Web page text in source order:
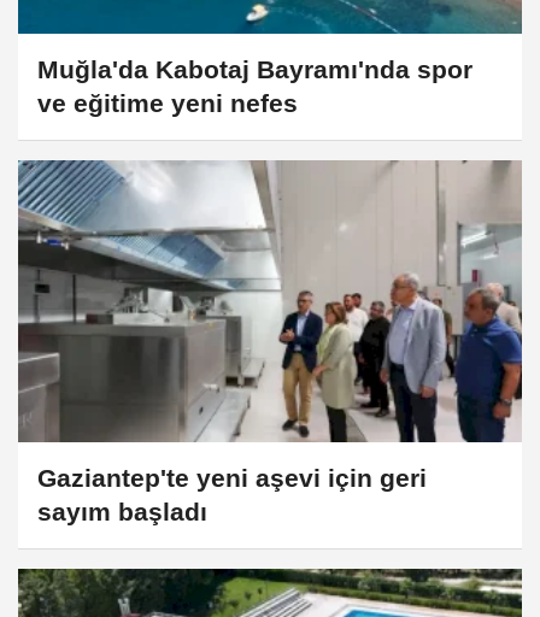
Muğla'da Kabotaj Bayramı'nda spor
ve eğitime yeni nefes
Gaziantep'te yeni aşevi için geri
sayım başladı